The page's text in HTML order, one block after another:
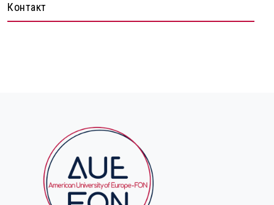
Контакт